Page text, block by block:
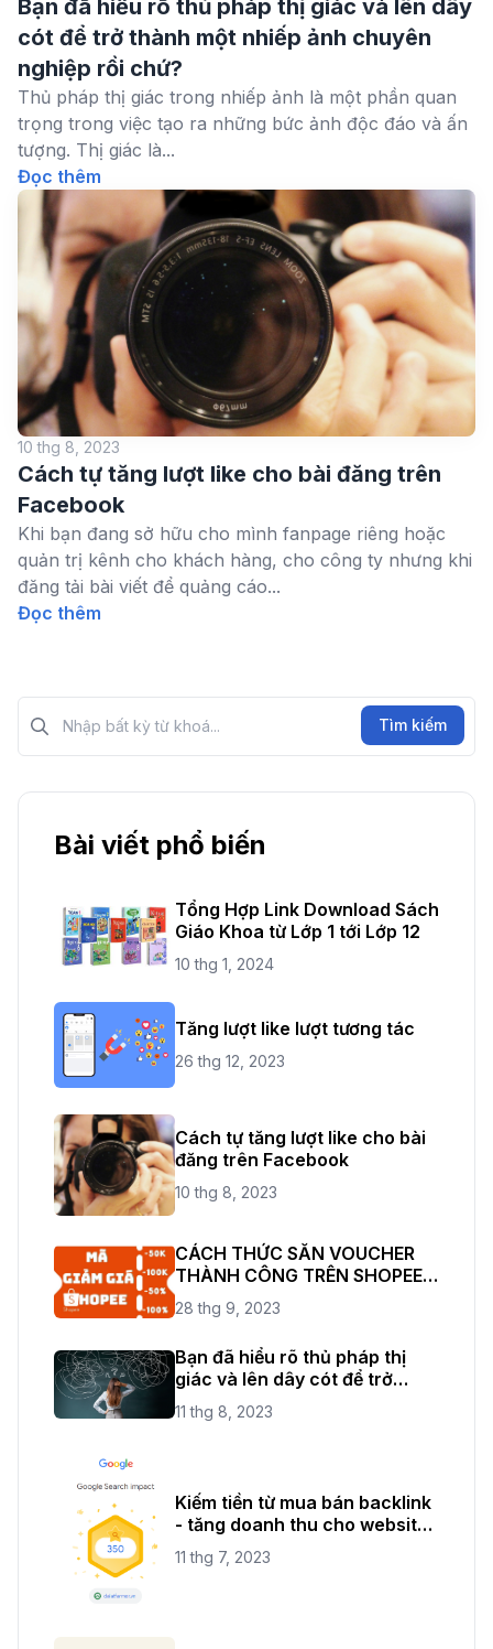
Bạn đã hiểu rõ thủ pháp thị giác và lên dây
cót để trở thành một nhiếp ảnh chuyên
nghiệp rồi chứ?
Thủ pháp thị giác trong nhiếp ảnh là một phần quan
trọng trong việc tạo ra những bức ảnh độc đáo và ấn
tượng. Thị giác là...
Đọc thêm
10 thg 8, 2023
Cách tự tăng lượt like cho bài đăng trên
Facebook
Khi bạn đang sở hữu cho mình fanpage riêng hoặc
quản trị kênh cho khách hàng, cho công ty nhưng khi
đăng tải bài viết để quảng cáo...
Đọc thêm
Tìm kiếm?>
Tìm kiếm
Bài viết phổ biến
Tổng Hợp Link Download Sách
Giáo Khoa từ Lớp 1 tới Lớp 12
10 thg 1, 2024
Tăng lượt like lượt tương tác
26 thg 12, 2023
Cách tự tăng lượt like cho bài
đăng trên Facebook
10 thg 8, 2023
CÁCH THỨC SĂN VOUCHER
THÀNH CÔNG TRÊN SHOPEE
THỎA SỨC ĐAM MÊ
SHOPPING
28 thg 9, 2023
Bạn đã hiểu rõ thủ pháp thị
giác và lên dây cót để trở
thành một nhiếp ảnh chuyên
nghiệp rồi chứ?
11 thg 8, 2023
Kiếm tiền từ mua bán backlink
- tăng doanh thu cho website
của bạn
11 thg 7, 2023